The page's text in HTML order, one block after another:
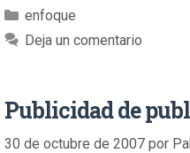
enfoque
Deja un comentario
Publicidad de
30 de octubre de 2007 por